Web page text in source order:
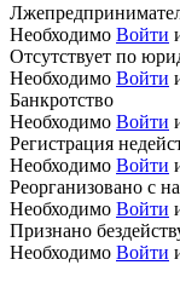
Необходимо Войти
Отсутствует по
Необходимо Войти
Банкротство
Необходимо Войти
Регистрация
Необходимо Войти
Реорганизовано с
Необходимо Войти
Признано
Необходимо Войти